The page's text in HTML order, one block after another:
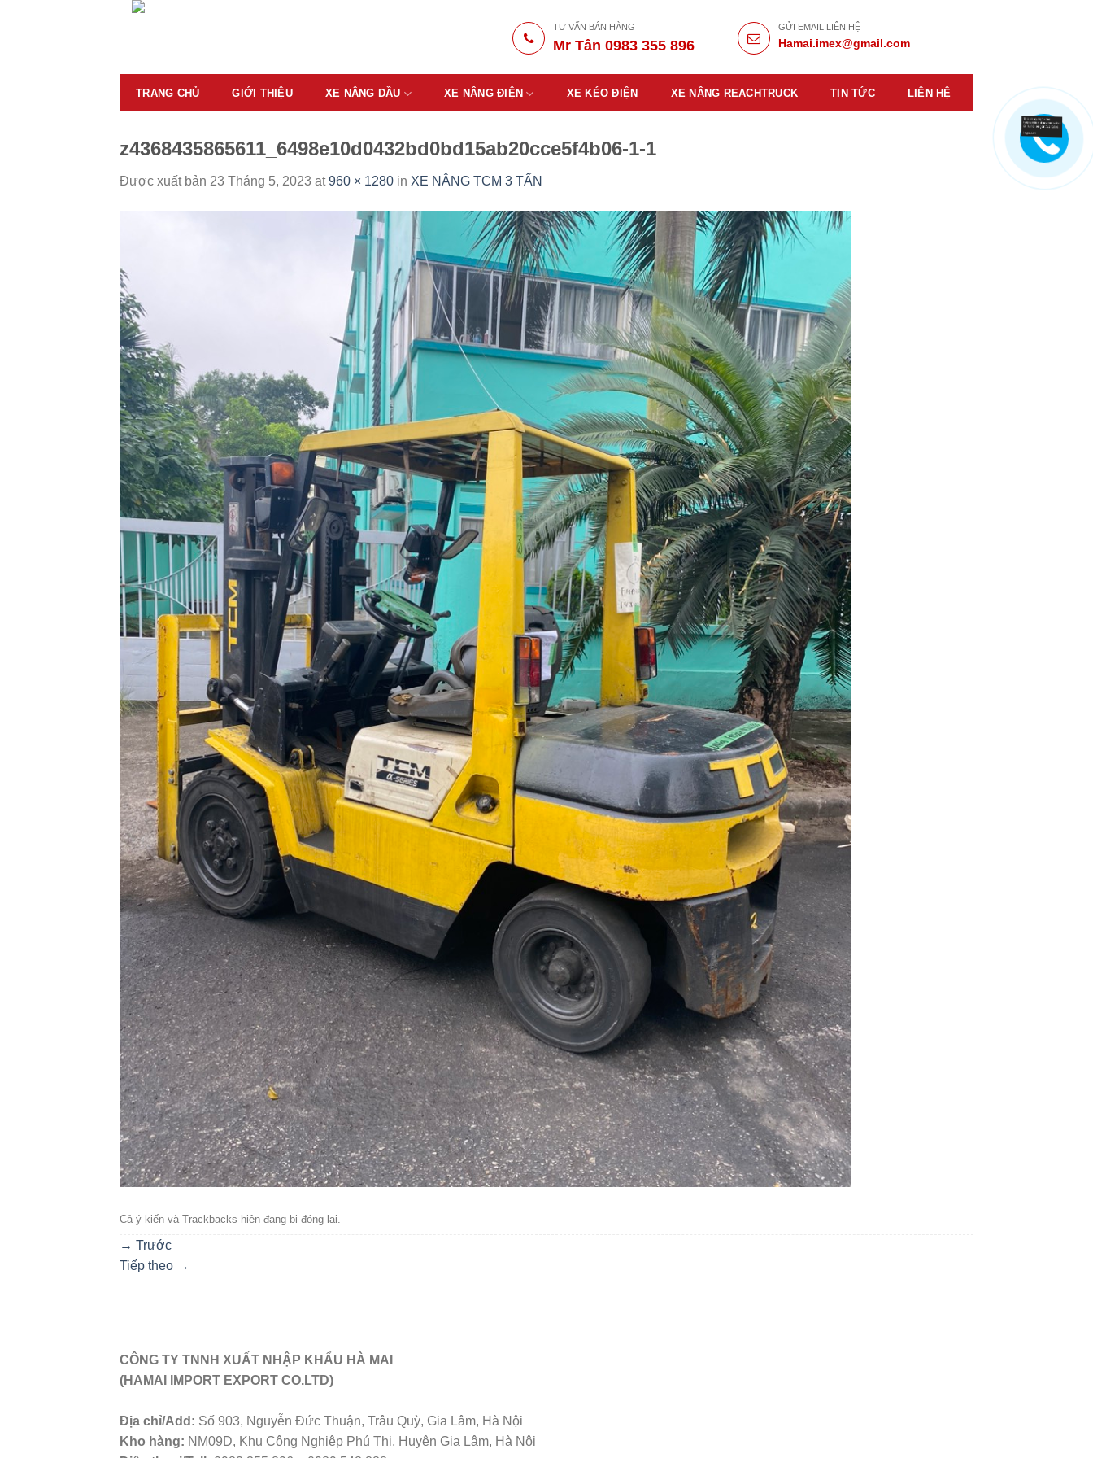
TƯ VẤN BÁN HÀNG
Mr Tân 0983 355 896
GỬI EMAIL LIÊN HỆ
Hamai.imex@gmail.com
TRANG CHỦ GIỚI THIỆU XE NÂNG DẦU XE NÂNG ĐIỆN XE KÉO ĐIỆN XE NÂNG REACHTRUCK TIN TỨC LIÊN HỆ
z4368435865611_6498e10d0432bd0bd15ab20cce5f4b06-1-1
Được xuất bản 23 Tháng 5, 2023 at960 × 1280 in XE NÂNG TCM 3 TẤN
Cả ý kiến ​​và Trackbacks hiện đang bị đóng lại.
→ Trước
Tiếp theo →
CÔNG TY TNNH XUẤT NHẬP KHẨU HÀ MAI
(HAMAI IMPORT EXPORT CO.LTD)
Địa chỉ/Add: Số 903, Nguyễn Đức Thuận, Trâu Quỳ, Gia Lâm, Hà Nội
Kho hàng: NM09D, Khu Công Nghiệp Phú Thị, Huyện Gia Lâm, Hà Nội